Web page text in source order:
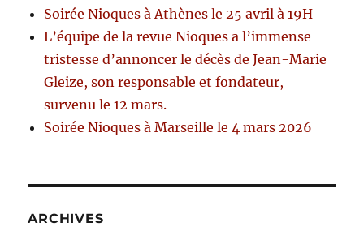
Soirée Nioques à Athènes le 25 avril à 19H
L’équipe de la revue Nioques a l’immense
tristesse d’annoncer le décès de Jean-Marie
Gleize, son responsable et fondateur,
survenu le 12 mars.
Soirée Nioques à Marseille le 4 mars 2026
ARCHIVES